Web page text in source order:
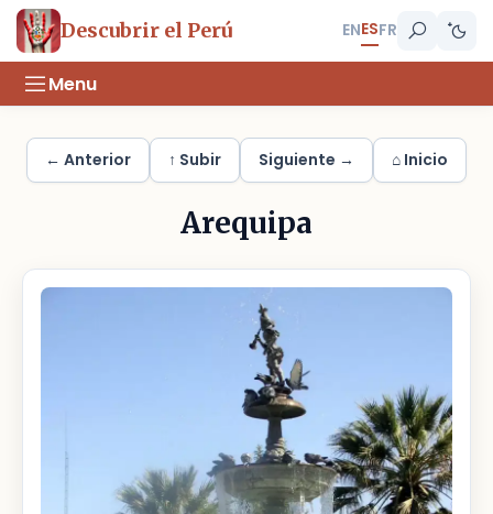
Descubrir el Perú ENESFR
Menu
← Anterior ↑ Subir Siguiente → ⌂ Inicio
Arequipa